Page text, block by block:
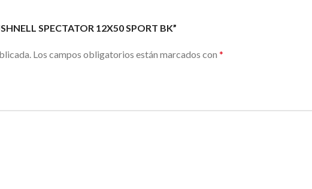
SPECTATOR 12X50 SPORT BK”
Los campos obligatorios están marcados con *